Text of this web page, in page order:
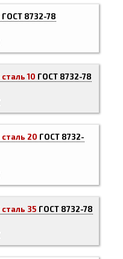
ГОСТ 8732-78
сталь 10 ГОСТ 8732-78
сталь 20 ГОСТ 8732-
сталь 35 ГОСТ 8732-78